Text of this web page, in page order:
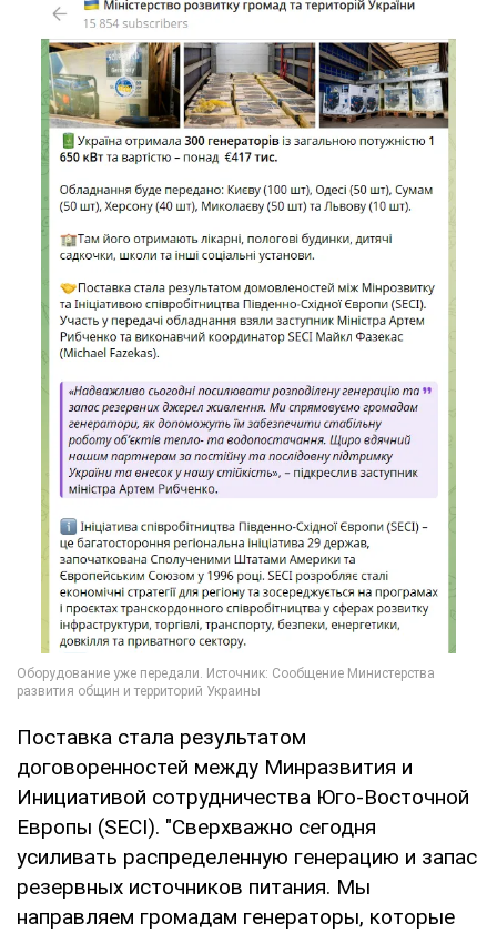
Поставка стала результатом
договоренностей между Минразвития и
Инициативой сотрудничества Юго-Восточной
Европы (SECI). "Сверхважно сегодня
усиливать распределенную генерацию и запас
резервных источников питания. Мы
направляем громадам генераторы, которые